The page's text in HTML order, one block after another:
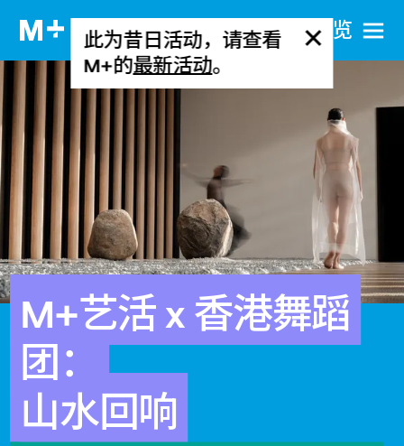
网站导览
此为昔日活动，请查看
M+的最新活动。
M+艺活 x 香港舞蹈
团：
山水回响